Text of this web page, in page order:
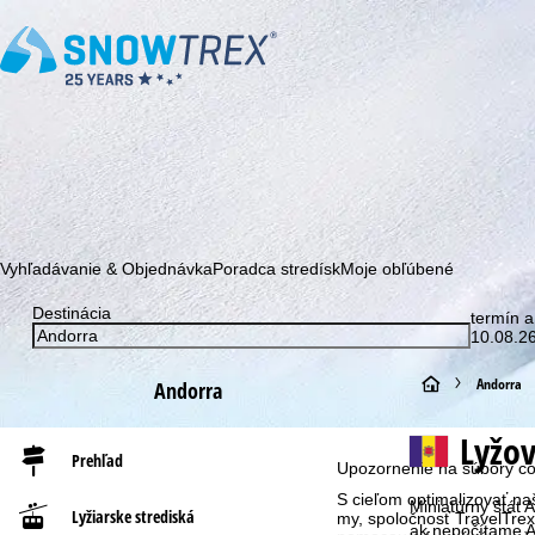
Upozornenie na súbory
S cieľom optimalizovať
my, spoločnosť
Prihláste sa k odberu nášho newslettera a buďte prvý, kto sa
Vyhľadávanie & ObjednávkaPoradca stredískMoje obľúbené
Destinácia
termín
Andorra
Prehľad
Lyžiarske strediská
H
l
a
v
Andorra
Miniatúrny štát
ak nepočítame